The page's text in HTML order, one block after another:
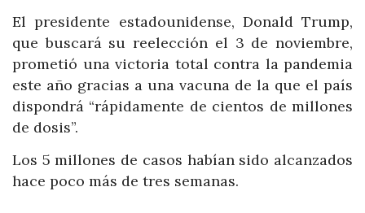
El presidente estadounidense, Donald Trump,
que buscará su reelección el 3 de noviembre,
prometió una victoria total contra la pandemia
este año gracias a una vacuna de la que el país
dispondrá “rápidamente de cientos de millones
de dosis”.
Los 5 millones de casos habían sido alcanzados
hace poco más de tres semanas.